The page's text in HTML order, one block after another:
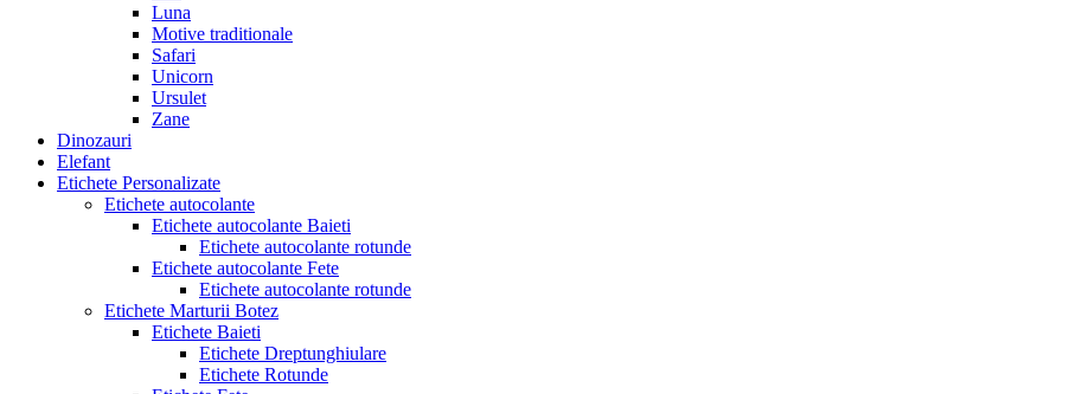
Luna
Motive traditionale
Safari
Unicorn
Ursulet
Zane
Dinozauri
Elefant
Etichete Personalizate
Etichete autocolante
Etichete autocolante Baieti
Etichete autocolante rotunde
Etichete autocolante Fete
Etichete autocolante rotunde
Etichete Marturii Botez
Etichete Baieti
Etichete Dreptunghiulare
Etichete Rotunde